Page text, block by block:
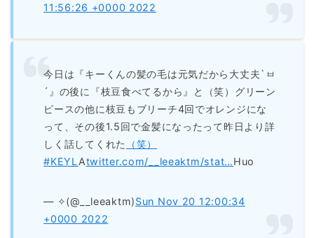
11:56:26 +0000 2022
今日は『キーくんの髪の毛は元気だから大丈夫`ㅂ
´』の後に『枝豆食べてるから』と（笑）グリーン
ピースの他に枝豆もブリーチ4回でオレンジにな
って、その後1.5回で金髪になったって昨日より詳
しく話してくれた
（笑）
#KEYL Atwitter.com/__leeaktm/stat…Huo
— ✧(@__leeaktm)Sun Nov 20 12:00:34
+0000 2022